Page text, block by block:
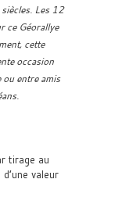
Les 12
ce Géorallye
cette
occasion
ou entre amis
tirage au
valeur